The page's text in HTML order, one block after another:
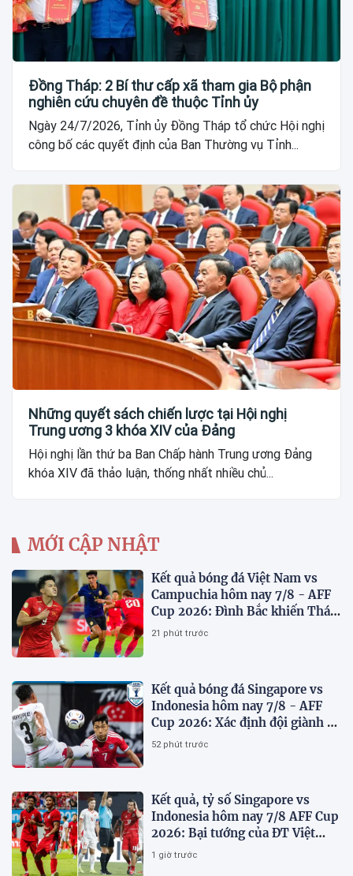
Đồng Tháp: 2 Bí thư cấp xã tham gia Bộ phận
nghiên cứu chuyên đề thuộc Tỉnh ủy
Ngày 24/7/2026, Tỉnh ủy Đồng Tháp tổ chức Hội nghị
công bố các quyết định của Ban Thường vụ Tỉnh...
Những quyết sách chiến lược tại Hội nghị
Trung ương 3 khóa XIV của Đảng
Hội nghị lần thứ ba Ban Chấp hành Trung ương Đảng
khóa XIV đã thảo luận, thống nhất nhiều chủ...
MỚI CẬP NHẬT
Kết quả bóng đá Việt Nam vs
Campuchia hôm nay 7/8 - AFF
Cup 2026: Đình Bắc khiến Thái
Lan run sợ
21 phút trước
Kết quả bóng đá Singapore vs
Indonesia hôm nay 7/8 - AFF
Cup 2026: Xác định đội giành vé
Bán kết
52 phút trước
Kết quả, tỷ số Singapore vs
Indonesia hôm nay 7/8 AFF Cup
2026: Bại tướng của ĐT Việt
nam dừng bước sớm
1 giờ trước